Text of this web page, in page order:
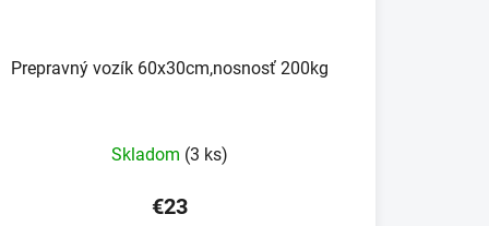
Prepravný vozík 60x30cm,nosnosť 200kg
Skladom (3 ks)
€23